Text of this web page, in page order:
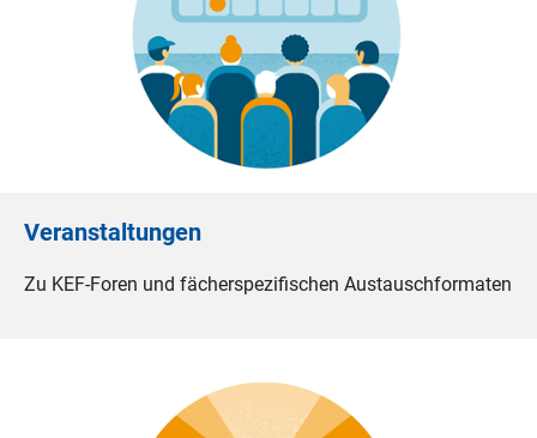
Veranstaltungen
Zu KEF-Foren und fächerspezifischen Austauschformaten